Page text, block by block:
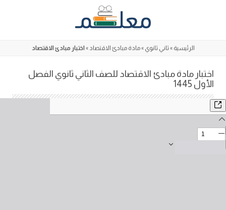
الرئيسية » ثاني ثانوي »مادة مبادئ الاقتصاد » اختبار مبادئ الاقتصاد
اختبار مادة مبادئ الاقتصاد للصف الثاني ثانوي الفصل
الأول 1445